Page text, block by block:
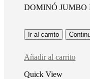
DOMINÓ JUMBO
Ir al carrito
Añadir al carrito
Quick View